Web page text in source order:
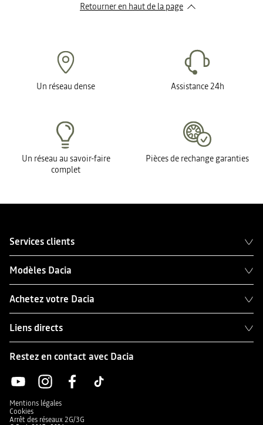
Retourner en haut de la page
Un réseau dense Assistance 24h
Un réseau au savoir-faire
complet
Pièces de rechange garanties
Services clients
Modèles Dacia
Achetez votre Dacia
Liens directs
Restez en contact avec Dacia
Mentions légales
Cookies
Arrêt des réseaux 2G/3G